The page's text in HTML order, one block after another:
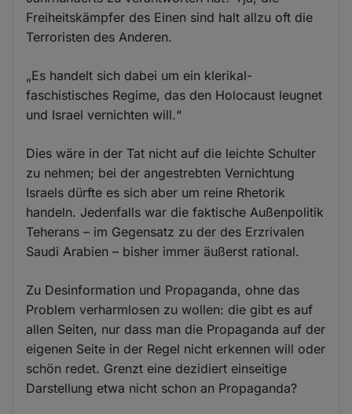
Freiheitskämpfer des Einen sind halt allzu oft die
Terroristen des Anderen.
„Es handelt sich dabei um ein klerikal-
faschistisches Regime, das den Holocaust leugnet
und Israel vernichten will.“
Dies wäre in der Tat nicht auf die leichte Schulter
zu nehmen; bei der angestrebten Vernichtung
Israels dürfte es sich aber um reine Rhetorik
handeln. Jedenfalls war die faktische Außenpolitik
Teherans – im Gegensatz zu der des Erzrivalen
Saudi Arabien – bisher immer äußerst rational.
Zu Desinformation und Propaganda, ohne das
Problem verharmlosen zu wollen: die gibt es auf
allen Seiten, nur dass man die Propaganda auf der
eigenen Seite in der Regel nicht erkennen will oder
schön redet. Grenzt eine dezidiert einseitige
Darstellung etwa nicht schon an Propaganda?